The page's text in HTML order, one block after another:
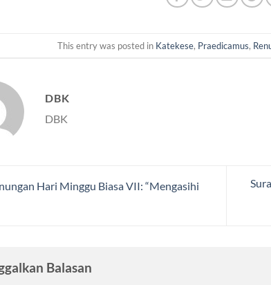
This entry was posted in Katekese, Praedicamus,
DBK
DBK
Hari Minggu Biasa VII: “Mengasihi
Balasan